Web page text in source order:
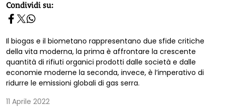
homepage h2
Condividi su:
Il biogas e il biometano rappresentano due sfide critiche
della vita moderna, la prima è affrontare la crescente
quantità di rifiuti organici prodotti dalle società e dalle
economie moderne la seconda, invece, è l’imperativo di
ridurre le emissioni globali di gas serra.
11 Aprile 2022